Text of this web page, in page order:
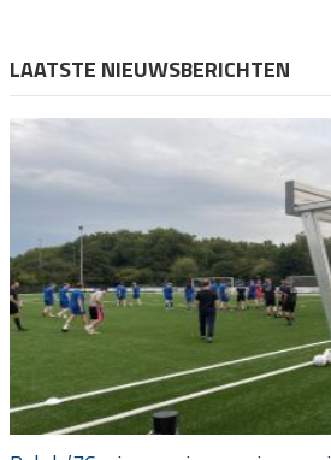
LAATSTE NIEUWSBERICHTEN